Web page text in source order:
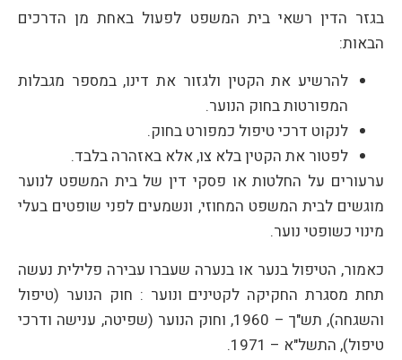
בגזר הדין רשאי בית המשפט לפעול באחת מן הדרכים
הבאות:
להרשיע את הקטין ולגזור את דינו, במספר מגבלות
המפורטות בחוק הנוער.
לנקוט דרכי טיפול כמפורט בחוק.
לפטור את הקטין בלא צו, אלא באזהרה בלבד.
ערעורים על החלטות או פסקי דין של בית המשפט לנוער
מוגשים לבית המשפט המחוזי, ונשמעים לפני שופטים בעלי
מינוי כשופטי נוער.
כאמור, הטיפול בנער או בנערה שעברו עבירה פלילית נעשה
תחת מסגרת החקיקה לקטינים ונוער : חוק הנוער (טיפול
והשגחה), תש"ך – 1960, וחוק הנוער (שפיטה, ענישה ודרכי
טיפול), התשל"א – 1971.